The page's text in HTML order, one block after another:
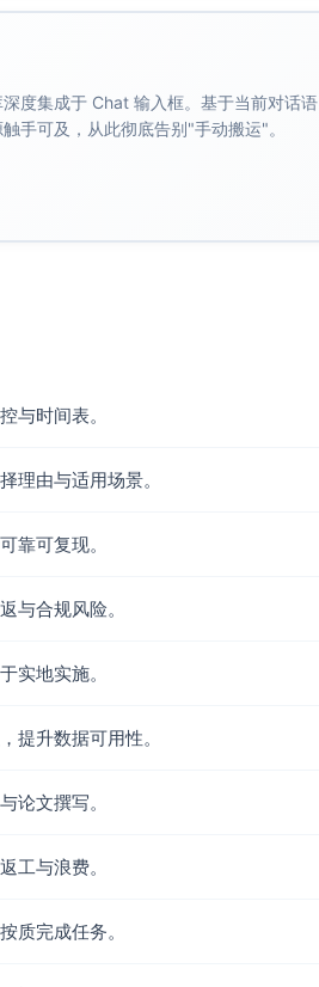
本；Pianta, La Paro, & Hamre,
2014）。
次全节课；训练观察员并建立操作手
1979）。
课程管理系统统计）。
务上的即时状态（Altmann, 1974）。
力（每周1–2次，低负担），用于捕捉波
辅助解释量化结果。
。
周1–2次；行为与LMS数据连续采集；
生访谈。
对照期。
与量表结构；根据CFA/IRT结果微调条
度集成于 Chat 输入框。基于当前对话语
手可及，从此彻底告别"手动搬运"。
与时间表。
理由与适用场景。
靠可复现。
与合规风险。
实地实施。
提升数据可用性。
论文撰写。
工与浪费。
质完成任务。